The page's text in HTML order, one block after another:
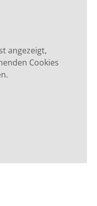
angezeigt,
Cookies